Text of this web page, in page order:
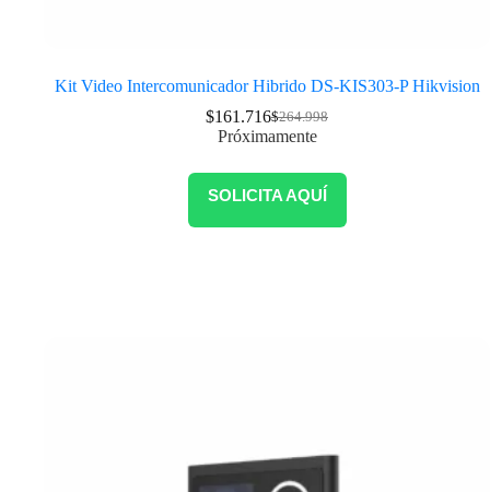
Kit Video Intercomunicador Hibrido DS-KIS303-P Hikvision
$264.998
$161.716
Próximamente
SOLICITA AQUÍ